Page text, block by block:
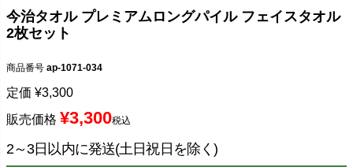
今治タオル プレミアムロングパイル フェイスタオル
2枚セット
商品番号 ap-1071-034
定価 ¥3,300
販売価格 ¥3,300税込
2～3日以内に発送(土日祝日を除く)